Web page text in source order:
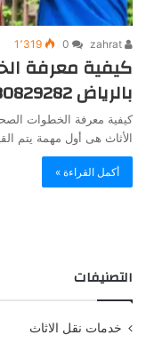
0 1٬319
كيفية معرفة
بالرياض 0580829282
كيفية معرفة الخطوات
الأثاث هى أول مهمة يتم
أكمل القراءة »
التصنيفات
خدمات نقل الاثاث